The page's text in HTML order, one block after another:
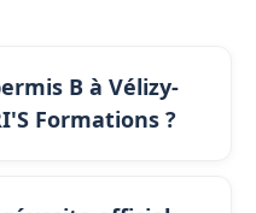
B à Vélizy-
Formations ?